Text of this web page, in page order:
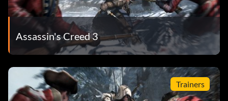
Assassin's Creed 3
Trainers